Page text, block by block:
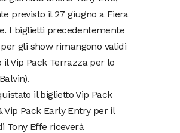
previsto il 27 giugno a Fiera
I biglietti precedentemente
gli show rimangono validi
il Vip Pack Terrazza per lo
il biglietto Vip Pack
Vip Pack Early Entry per il
Tony Effe riceverà